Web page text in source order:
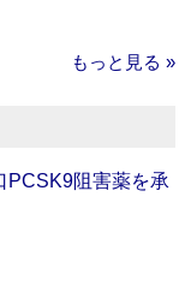
もっと見る »
PCSK9阻害薬を承